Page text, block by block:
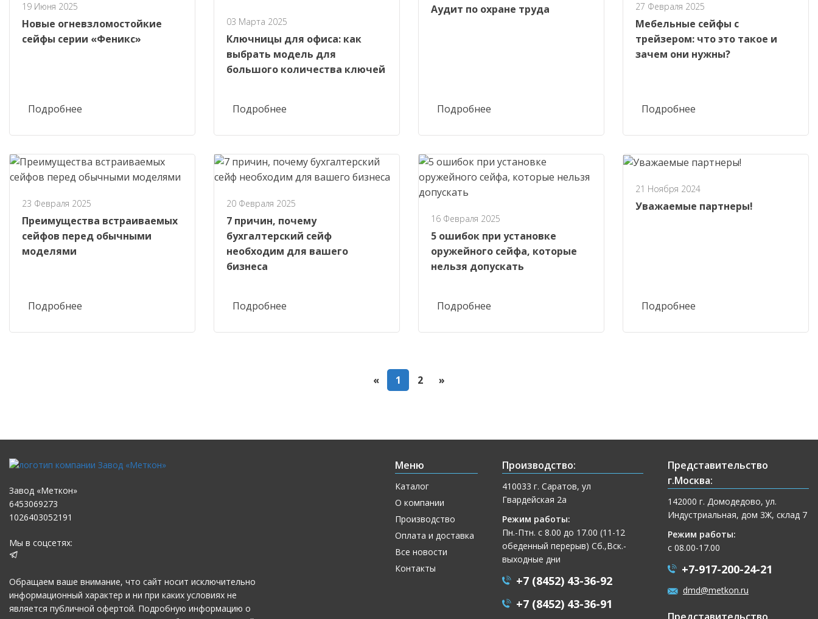
19 Июня 2025
Новые огневзломостойкие
сейфы серии «Феникс»
Подробнее
03 Марта 2025
Ключницы для офиса: как
выбрать модель для
большого количества ключей
Подробнее
Аудит по охране труда
Подробнее
27 Февраля 2025
Мебельные сейфы с
трейзером: что это такое и
зачем они нужны?
Подробнее
23 Февраля 2025
Преимущества встраиваемых
сейфов перед обычными
моделями
Подробнее
20 Февраля 2025
7 причин, почему
бухгалтерский сейф
необходим для вашего
бизнеса
Подробнее
16 Февраля 2025
5 ошибок при установке
оружейного сейфа, которые
нельзя допускать
Подробнее
21 Ноября 2024
Уважаемые партнеры!
Подробнее
« 1 2 »
Завод «Меткон»
6453069273
1026403052191
Мы в соцсетях:
Обращаем ваше внимание, что сайт носит исключительно
информационный характер и ни при каких условиях не
является публичной офертой. Подробную информацию о
Меню
Каталог
О компании
Производство
Оплата и доставка
Все новости
Контакты
Производство:
410033 г. Саратов, ул
Гвардейская 2а
Режим работы:
Пн.-Птн. с 8.00 до 17.00 (11-12
обеденный перерыв) Сб.,Вск.-
выходные дни
+7 (8452) 43-36-92
+7 (8452) 43-36-91
Представительство
г.Москва:
142000 г. Домодедово, ул.
Индустриальная, дом 3Ж, склад 7
Режим работы:
с 08.00-17.00
+7-917-200-24-21
dmd@metkon.ru